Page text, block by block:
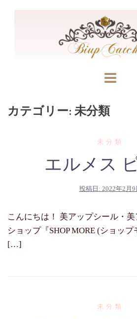
カテゴリー: 未分類
未分類
エルメス
投稿日: 2022年2月9
こんにちは！ 美アップシール・
ショップ『SHOP MORE (ショッ
[…]
未分類